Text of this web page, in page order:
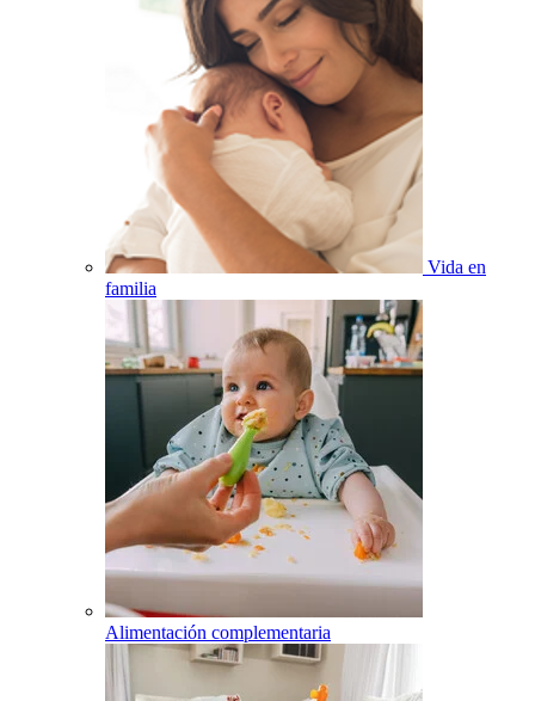
Vida en
familia
Alimentación complementaria